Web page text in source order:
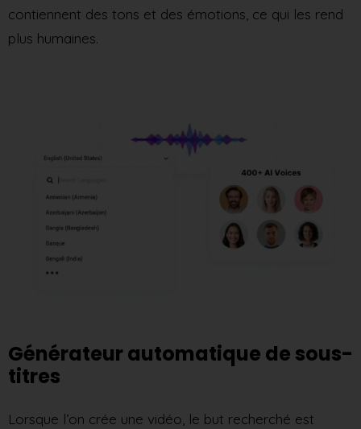
contiennent des tons et des émotions, ce qui les rend
plus humaines.
Générateur automatique de sous-
titres
Lorsque l’on crée une vidéo, le but recherché est